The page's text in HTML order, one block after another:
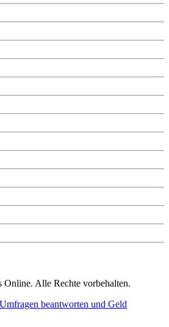
Alle Rechte vorbehalten.